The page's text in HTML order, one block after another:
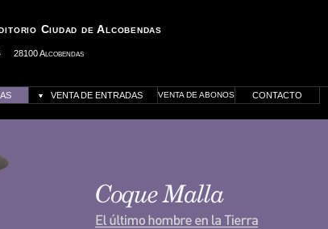
Ciudad de Alcobendas
28100 Alcobendas
VENTA DE ENTRADAS VENTA DE ABONOS CONTACTO